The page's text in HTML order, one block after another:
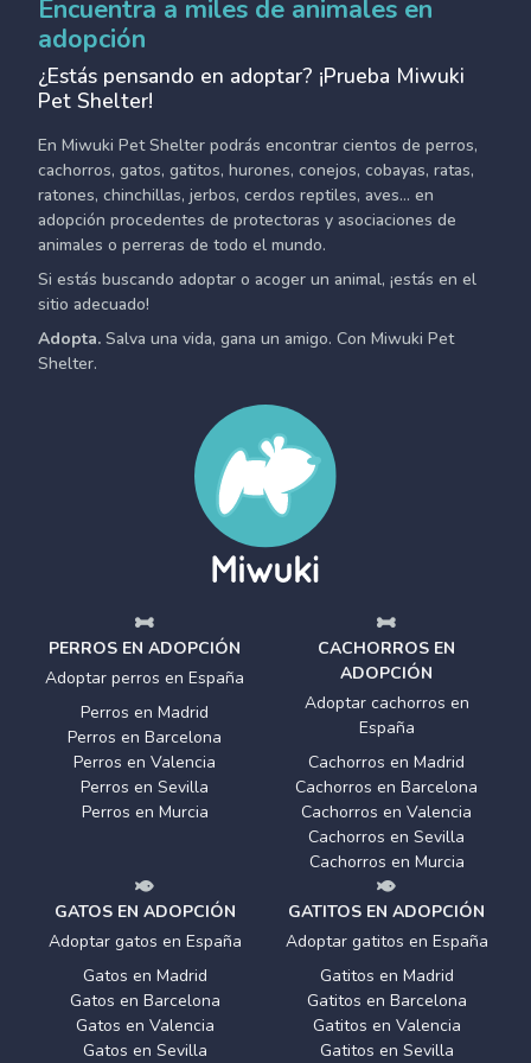
Encuentra a miles de animales en
adopción
¿Estás pensando en adoptar? ¡Prueba Miwuki
Pet Shelter!
En Miwuki Pet Shelter podrás encontrar cientos de perros,
cachorros, gatos, gatitos, hurones, conejos, cobayas, ratas,
ratones, chinchillas, jerbos, cerdos reptiles, aves... en
adopción procedentes de protectoras y asociaciones de
animales o perreras de todo el mundo.
Si estás buscando adoptar o acoger un animal, ¡estás en el
sitio adecuado!
Adopta. Salva una vida, gana un amigo. Con Miwuki Pet
Shelter.
PERROS EN ADOPCIÓN
Adoptar perros en España
Perros en Madrid
Perros en Barcelona
Perros en Valencia
Perros en Sevilla
Perros en Murcia
CACHORROS EN
ADOPCIÓN
Adoptar cachorros en
España
Cachorros en Madrid
Cachorros en Barcelona
Cachorros en Valencia
Cachorros en Sevilla
Cachorros en Murcia
GATOS EN ADOPCIÓN
Adoptar gatos en España
Gatos en Madrid
Gatos en Barcelona
Gatos en Valencia
Gatos en Sevilla
GATITOS EN ADOPCIÓN
Adoptar gatitos en España
Gatitos en Madrid
Gatitos en Barcelona
Gatitos en Valencia
Gatitos en Sevilla